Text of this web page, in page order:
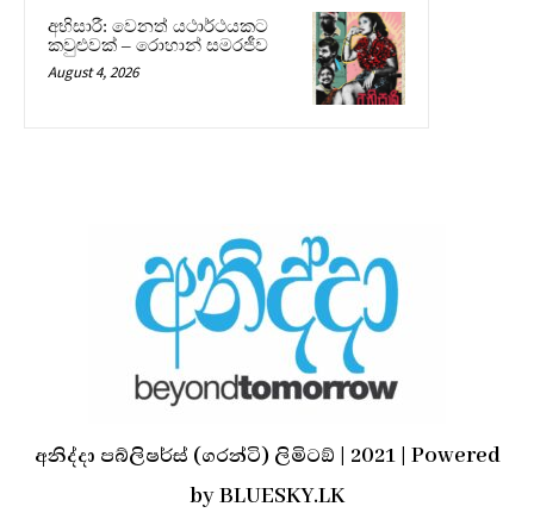
අභිසාරී: වෙනත් යථාර්ථයකට
කවුළුවක් – රොහාන් සමරජීව
August 4, 2026
අනිද්දා පබ්ලිෂර්ස් (ගරන්ටි) ලිමිටඞ් | 2021 | Powered
by BLUESKY.LK